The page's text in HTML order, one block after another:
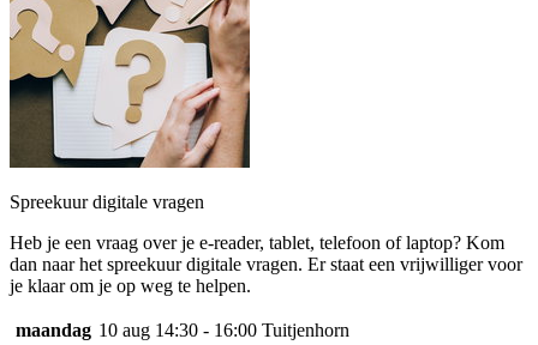
Spreekuur digitale vragen
Heb je een vraag over je e-reader, tablet, telefoon of laptop? Kom
dan naar het spreekuur digitale vragen. Er staat een vrijwilliger voor
je klaar om je op weg te helpen.
maandag 10 aug 14:30 - 16:00 Tuitjenhorn